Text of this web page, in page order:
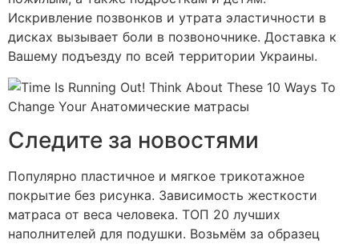
Искривление позвонков и утрата эластичности в
дисках вызывает боли в позвоночнике. Доставка к
Вашему подъезду по всей территории Украины.
Следите за новостями
Популярно пластичное и мягкое трикотажное
покрытие без рисунка. Зависимость жесткости
матраса от веса человека. ТОП 20 лучших
наполнителей для подушки. Возьмём за образец